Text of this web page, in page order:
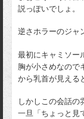
説っぽいでしょ。
逆さホラーのジャ
最初にキャミソー
胸が小さめなので
から乳首が見える
しかしこの会話の
一旦「ちょっと見